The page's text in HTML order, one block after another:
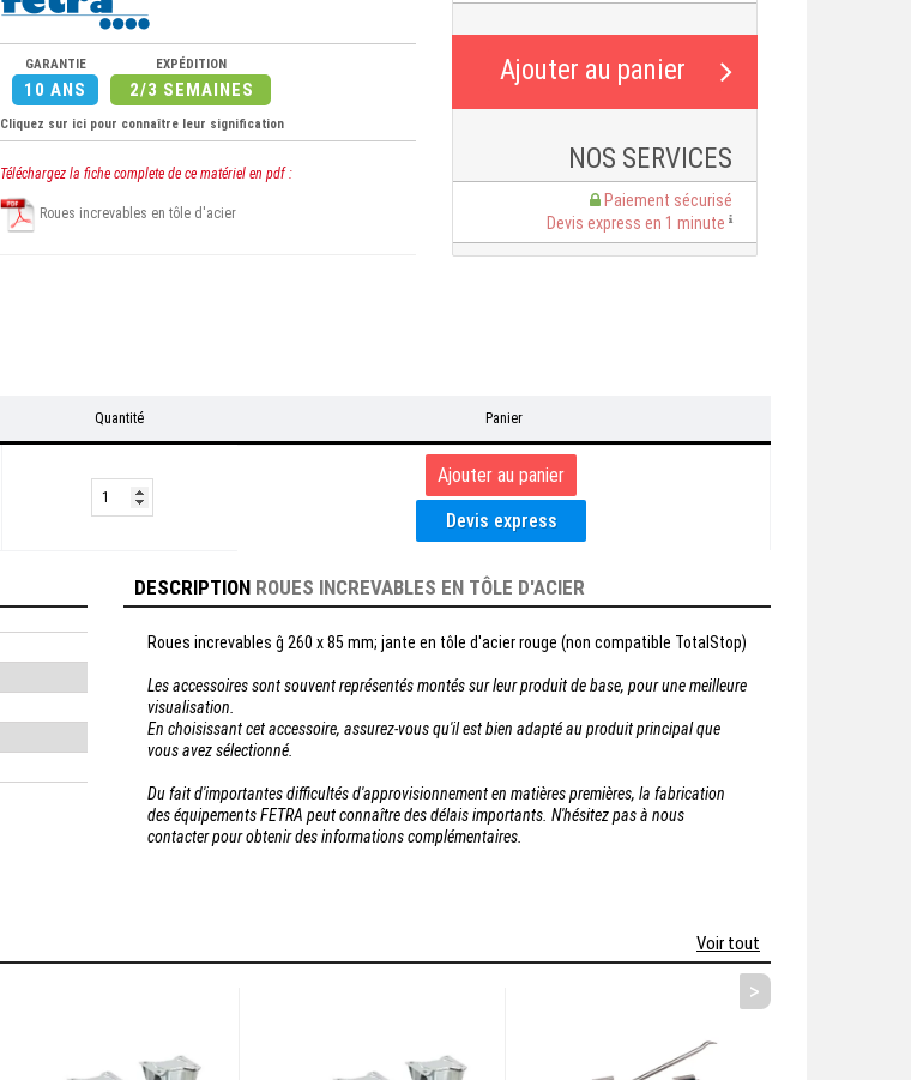
GARANTIE
10 ANS
EXPÉDITION
2/3 SEMAINES
Cliquez sur ici pour connaître leur signification
Téléchargez la fiche complete de ce matériel en pdf :
Roues increvables en tôle d'acier
NOS SERVICES
Paiement sécurisé
Devis express en 1 minute
Quantité Panier
DESCRIPTION ROUES INCREVABLES EN TÔLE D'ACIER
Roues increvables ĝ 260 x 85 mm; jante en tôle d'acier rouge (non compatible TotalStop)
Les accessoires sont souvent représentés montés sur leur produit de base, pour une meilleure
visualisation.
En choisissant cet accessoire, assurez-vous qu'il est bien adapté au produit principal que
vous avez sélectionné.
Du fait d'importantes difficultés d'approvisionnement en matières premières, la fabrication
des équipements FETRA peut connaître des délais importants. N'hésitez pas à nous
contacter pour obtenir des informations complémentaires.
Voir tout
>